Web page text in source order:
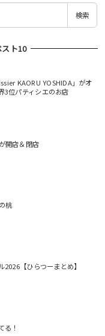
検索
ト10
KAORU YOSHIDA」がオ
3位パティシエのお店
開店＆閉店
桃
【ひらつーまとめ】
る！